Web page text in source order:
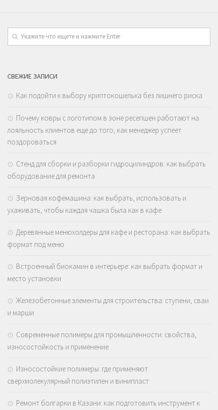
СВЕЖИЕ ЗАПИСИ
Как подойти к выбору криптокошелька без лишнего риска
Почему ковры с логотипом в зоне ресепшен работают на
лояльность клиентов еще до того, как менеджер успеет
поздороваться
Стенд для сборки и разборки гидроцилиндров: как выбрать
оборудование для ремонта
Зерновая кофемашина: как выбрать, использовать и
ухаживать, чтобы каждая чашка была как в кафе
Деревянные менюхолдеры для кафе и ресторана: как выбрать
формат под меню
Встроенный биокамин в интерьере: как выбрать формат и
место установки
Железобетонные элементы для строительства: ступени, сваи
и марши
Современные полимеры для промышленности: свойства,
износостойкость и применение
Износостойкие полимеры: где применяют
сверхмолекулярный полиэтилен и винипласт
Ремонт болгарки в Казани: как подготовить инструмент к